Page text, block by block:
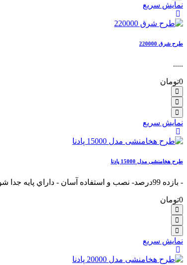
نمایش سریع
طرح شرق 220000
.....
0تومان
نمایش سریع
طرح هخامنشی مدل 15000 پادنا
- بازده 99درصد- نصب و استفاده آسان - داراي پايه جدا شونده - بدون نياز به جريان برق- ر.....
0تومان
نمایش سریع